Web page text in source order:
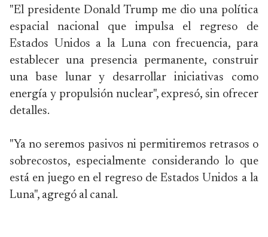
"El presidente Donald Trump me dio una política
espacial nacional que impulsa el regreso de
Estados Unidos a la Luna con frecuencia, para
establecer una presencia permanente, construir
una base lunar y desarrollar iniciativas como
energía y propulsión nuclear", expresó, sin ofrecer
detalles.
"Ya no seremos pasivos ni permitiremos retrasos o
sobrecostos, especialmente considerando lo que
está en juego en el regreso de Estados Unidos a la
Luna", agregó al canal.